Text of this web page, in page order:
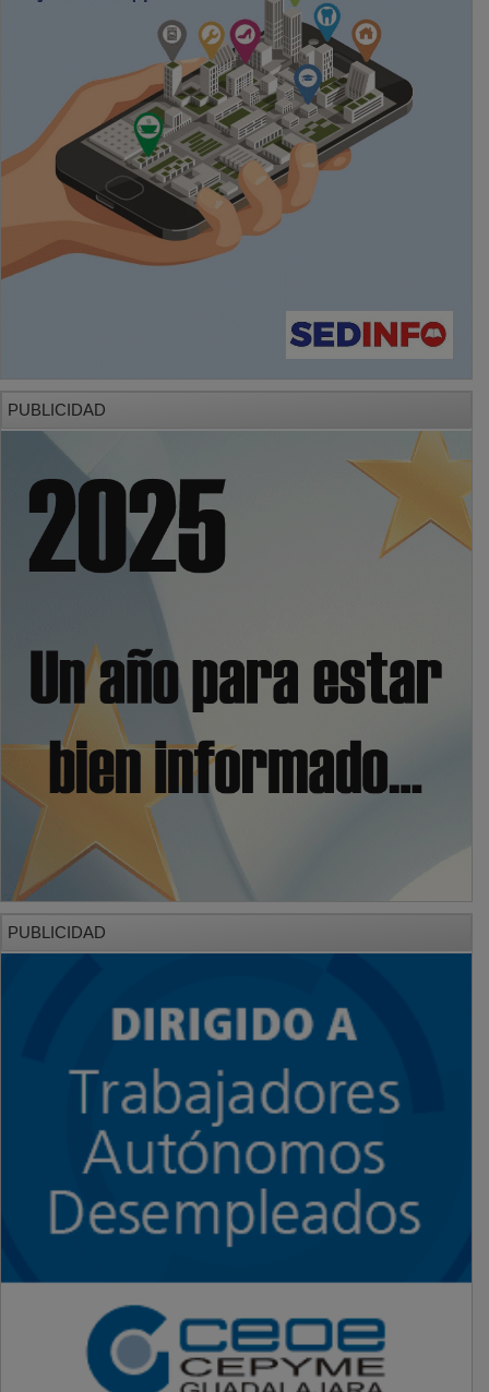
PUBLICIDAD
PUBLICIDAD